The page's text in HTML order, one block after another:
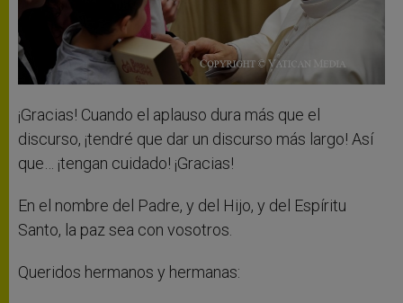
¡Gracias! Cuando el aplauso dura más que el
discurso, ¡tendré que dar un discurso más largo! Así
que… ¡tengan cuidado! ¡Gracias!
En el nombre del Padre, y del Hijo, y del Espíritu
Santo, la paz sea con vosotros.
Queridos hermanos y hermanas: